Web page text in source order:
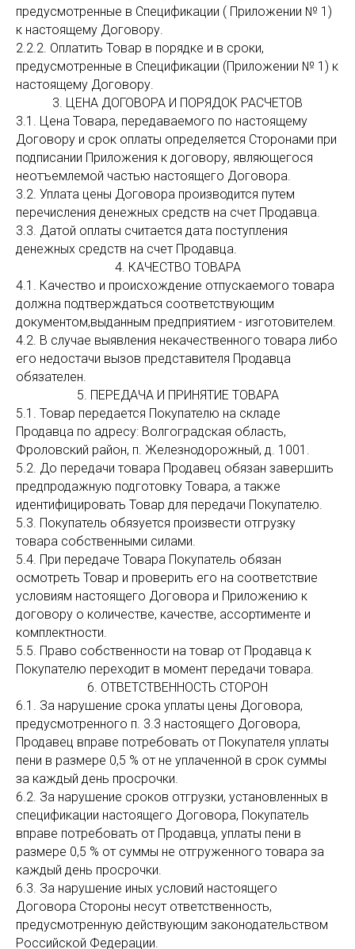
предусмотренные в Спецификации ( Приложении № 1)
к настоящему Договору.
2.2.2. Оплатить Товар в порядке и в сроки,
предусмотренные в Спецификации (Приложении № 1) к
настоящему Договору.
3. ЦЕНА ДОГОВОРА И ПОРЯДОК РАСЧЕТОВ
3.1. Цена Товара, передаваемого по настоящему
Договору и срок оплаты определяется Сторонами при
подписании Приложения к договору, являющегося
неотъемлемой частью настоящего Договора.
3.2. Уплата цены Договора производится путем
перечисления денежных средств на счет Продавца.
3.3. Датой оплаты считается дата поступления
денежных средств на счет Продавца.
4. КАЧЕСТВО ТОВАРА
4.1. Качество и происхождение отпускаемого товара
должна подтверждаться соответствующим
документом,выданным предприятием - изготовителем.
4.2. В случае выявления некачественного товара либо
его недостачи вызов представителя Продавца
обязателен.
5. ПЕРЕДАЧА И ПРИНЯТИЕ ТОВАРА
5.1. Товар передается Покупателю на складе
Продавца по адресу: Волгоградская область,
Фроловский район, п. Железнодорожный, д. 1001.
5.2. До передачи товара Продавец обязан завершить
предпродажную подготовку Товара, а также
идентифицировать Товар для передачи Покупателю.
5.3. Покупатель обязуется произвести отгрузку
товара собственными силами.
5.4. При передаче Товара Покупатель обязан
осмотреть Товар и проверить его на соответствие
условиям настоящего Договора и Приложению к
договору о количестве, качестве, ассортименте и
комплектности.
5.5. Право собственности на товар от Продавца к
Покупателю переходит в момент передачи товара.
6. ОТВЕТСТВЕННОСТЬ СТОРОН
6.1. За нарушение срока уплаты цены Договора,
предусмотренного п. 3.3 настоящего Договора,
Продавец вправе потребовать от Покупателя уплаты
пени в размере 0,5 % от не уплаченной в срок суммы
за каждый день просрочки.
6.2. За нарушение сроков отгрузки, установленных в
спецификации настоящего Договора, Покупатель
вправе потребовать от Продавца, уплаты пени в
размере 0,5 % от суммы не отгруженного товара за
каждый день просрочки.
6.3. За нарушение иных условий настоящего
Договора Стороны несут ответственность,
предусмотренную действующим законодательством
Российской Федерации.